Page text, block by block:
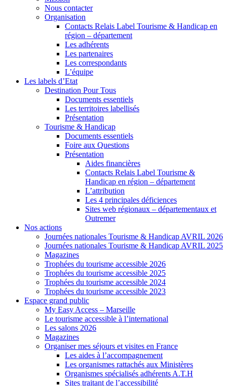
Nous contacter
Organisation
Contacts Relais Label Tourisme & Handicap en
région – département
Les adhérents
Les partenaires
Les correspondants
L’équipe
Les labels d’Etat
Destination Pour Tous
Documents essentiels
Les territoires labellisés
Présentation
Tourisme & Handicap
Documents essentiels
Foire aux Questions
Présentation
Aides financières
Contacts Relais Label Tourisme &
Handicap en région – département
L’attribution
Les 4 principales déficiences
Sites web régionaux – départementaux et
Outremer
Nos actions
Journées nationales Tourisme & Handicap AVRIL 2026
Journées nationales Tourisme & Handicap AVRIL 2025
Magazines
Trophées du tourisme accessible 2026
Trophées du tourisme accessible 2025
Trophées du tourisme accessible 2024
Trophées du tourisme accessible 2023
Espace grand public
My Easy Access – Marseille
Le tourisme accessible à l’international
Les salons 2026
Magazines
Organiser mes séjours et visites en France
Les aides à l’accompagnement
Les organismes rattachés aux Ministères
Organismes spécialisés adhérents A.T.H
Sites traitant de l’accessibilité